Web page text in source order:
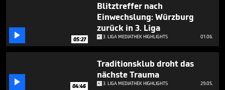
 05:27
Blitztreffer nach
Einwechslung: Würzburg
zurück in 3. Liga
3. LIGA MEDIATHEK HIGHLIGHTS 01.06.
 04:46
Traditionsklub droht das
nächste Trauma
3. LIGA MEDIATHEK HIGHLIGHTS 29.05.